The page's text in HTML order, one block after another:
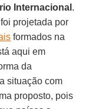
Internacional .
projetada por
formados na
aqui em
da
situação com
proposto, pois